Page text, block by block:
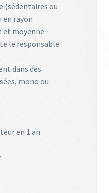
(sédentaires ou
en rayon
et moyenne
le responsable
dans des
mono ou
en 1 an